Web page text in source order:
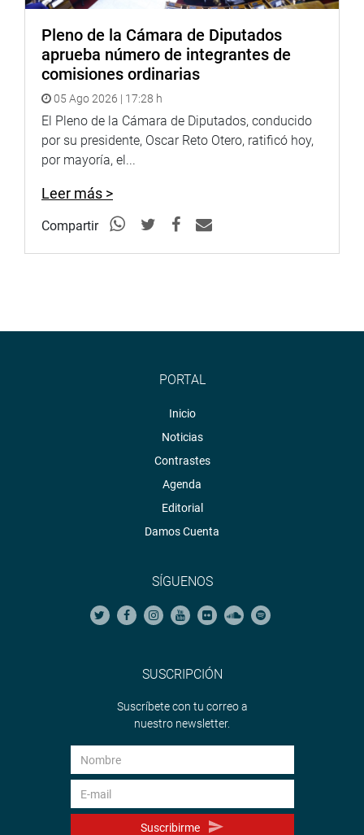
Pleno de la Cámara de Diputados
aprueba número de integrantes de
comisiones ordinarias
05 Ago 2026 | 17:28 h
El Pleno de la Cámara de Diputados, conducido
por su presidente, Oscar Reto Otero, ratificó hoy,
por mayoría, el...
Leer más >
Compartir
PORTAL
Inicio
Noticias
Contrastes
Agenda
Editorial
Damos Cuenta
SÍGUENOS
SUSCRIPCIÓN
Suscríbete con tu correo a
nuestro newsletter.
Suscribirme